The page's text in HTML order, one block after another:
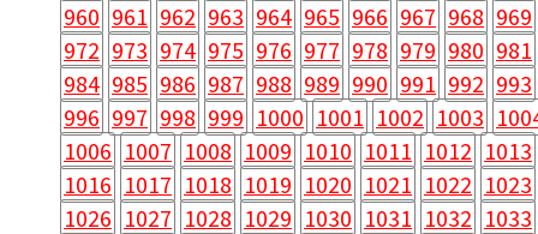
960 961 962 963 964 965 966 967 968 969
972 973 974 975 976 977 978 979 980 981
984 985 986 987 988 989 990 991 992 993
996 997 998 999 1000 1001 1002 1003
1006 1007 1008 1009 1010 1011 1012 1013
1016 1017 1018 1019 1020 1021 1022 1023
1026 1027 1028 1029 1030 1031 1032 1033